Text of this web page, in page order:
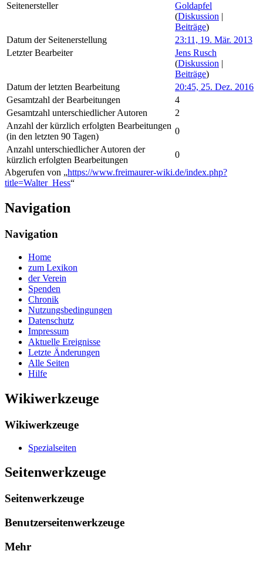
Seitenersteller
Goldapfel
(Diskussion
Beiträge)
Datum der Seitenerstellung
23:11, 19. Mär. 2013
Letzter Bearbeiter
Jens Rusch
(Diskussion
Beiträge)
Datum der letzten Bearbeitung
20:45, 25. Dez. 2016
Gesamtzahl der Bearbeitungen
4
Gesamtzahl unterschiedlicher Autoren
2
Anzahl der kürzlich erfolgten Bearbeitungen
(in den letzten 90 Tagen)
0
Anzahl unterschiedlicher Autoren der
kürzlich erfolgten Bearbeitungen
0
Abgerufen von „https://www.freimaurer-wiki.de/index.php?
title=Walter_Hess“
Navigation
Navigation
Home
zum Lexikon
der Verein
Spenden
Chronik
Nutzungsbedingungen
Datenschutz
Impressum
Aktuelle Ereignisse
Letzte Änderungen
Alle Seiten
Hilfe
Wikiwerkzeuge
Wikiwerkzeuge
Spezialseiten
Seitenwerkzeuge
Seitenwerkzeuge
Benutzerseitenwerkzeuge
Mehr